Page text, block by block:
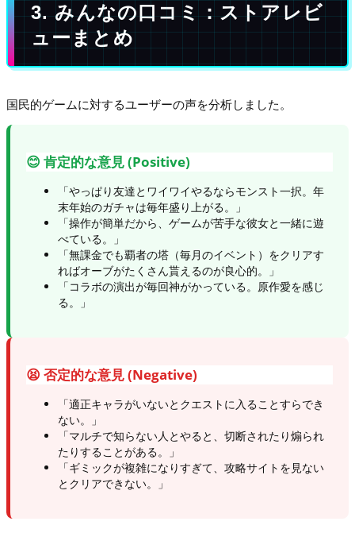
3. みんなの口コミ：ストアレビ
ューまとめ
国民的ゲームに対するユーザーの声を分析しました。
😊 肯定的な意見 (Positive)
「やっぱり友達とワイワイやるならモンスト一択。年
末年始のガチャは毎年盛り上がる。」
「操作が簡単だから、ゲームが苦手な彼女と一緒に遊
べている。」
「無課金でも覇者の塔（毎月のイベント）をクリアす
ればオーブがたくさん貰えるのが良心的。」
「コラボの演出が毎回神がかっている。原作愛を感じ
る。」
😫 否定的な意見 (Negative)
「適正キャラがいないとクエストに入ることすらでき
ない。」
「マルチで知らない人とやると、切断されたり煽られ
たりすることがある。」
「ギミックが複雑になりすぎて、攻略サイトを見ない
とクリアできない。」